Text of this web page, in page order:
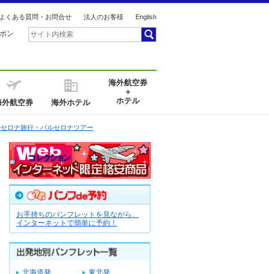
よくある質問・お問合せ 法人のお客様 English
ン
外航空券 海外ホテル
海外航空券
＋
ホテル
ロナ旅行・バルセロナツアー
お手持ちのパンフレットを見ながら、
インターネットで簡単に予約！
北海道発
東北発